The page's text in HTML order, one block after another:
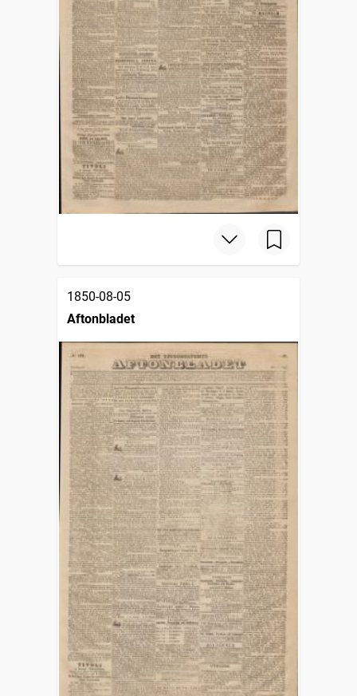
1850-08-05
Aftonbladet